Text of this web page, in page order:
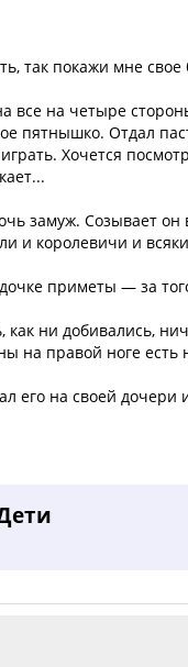
так покажи мне свое
все на четыре
пятнышко. Отдал
Хочется
замуж. Созывает он
и королевичи и
приметы — за
как ни добивались,
на правой ноге
его на своей